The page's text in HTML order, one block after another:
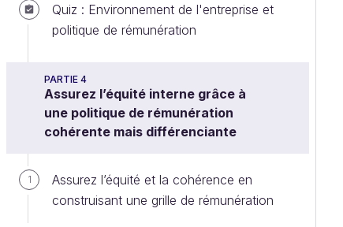
Quiz : Environnement de l'entreprise et
politique de rémunération
PARTIE 4
Assurez l’équité interne grâce à
une politique de rémunération
cohérente mais différenciante
1
Assurez l’équité et la cohérence en
construisant une grille de rémunération